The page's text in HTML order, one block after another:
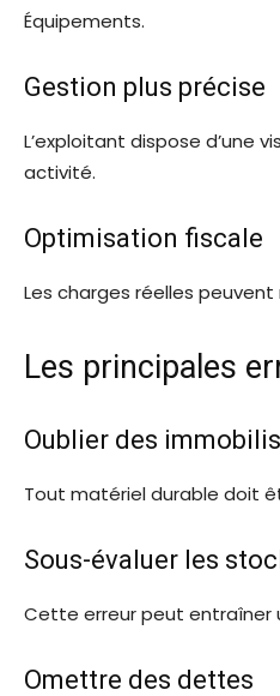
Équipements.
Gestion plus précise
L’exploitant dispose d’une
activité.
Optimisation fiscale
Les charges réelles peuvent
Les principales
Oublier des
Tout matériel durable doit
Sous-évaluer les
Cette erreur peut entraîner
Omettre des dettes